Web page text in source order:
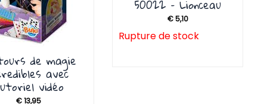
de magie
avec
vidéo
€13,95
50022 – Lionceau
€5,10
Rupture de stock